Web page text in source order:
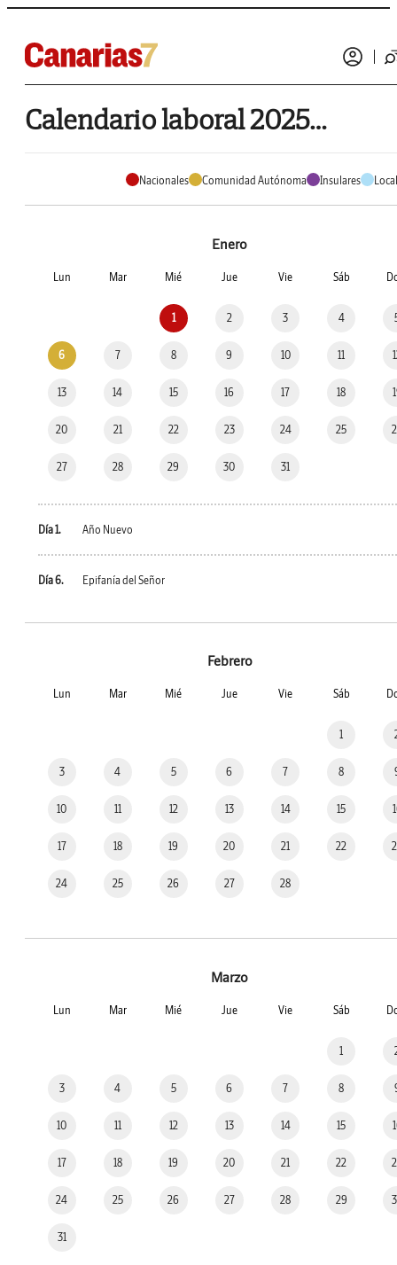
Calendario laboral 2025 de Tuineje
Nacionales Comunidad Autónoma Insulares
Enero
Lun Mar Mié Jue Vie Sáb
1 2 3 4
6 7 8 9 10 11
13 14 15 16 17 18
20 21 22 23 24 25
27 28 29 30 31
Día 1. Año Nuevo
Día 6. Epifanía del Señor
Febrero
Lun Mar Mié Jue Vie Sáb
1
3 4 5 6 7 8
10 11 12 13 14 15
17 18 19 20 21 22
24 25 26 27 28
Marzo
Lun Mar Mié Jue Vie Sáb
1
3 4 5 6 7 8
10 11 12 13 14 15
17 18 19 20 21 22
24 25 26 27 28 29
31